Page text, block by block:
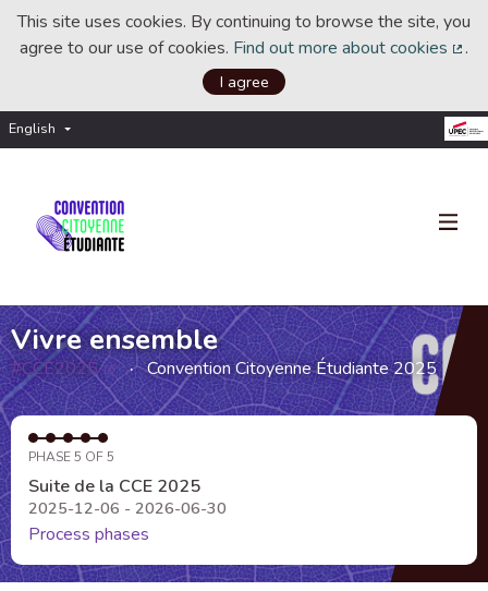
This site uses cookies. By continuing to browse the site, you
agree to our use of cookies. Find out more about cookies .
I agree
English Choisir la langue
Vivre ensemble
#CCE2025
(External link)
Convention Citoyenne Étudiante 2025
PHASE 5 OF 5
Suite de la CCE 2025
2025-12-06 - 2026-06-30
Process phases